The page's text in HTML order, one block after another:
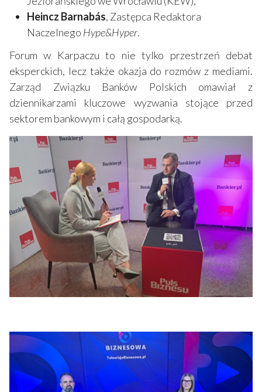
Heincz Barnabás, Zastępca Redaktora
Naczelnego Hype&Hyper.
Forum w Karpaczu to nie tylko przestrzeń debat
eksperckich, lecz także okazja do rozmów z mediami.
Zarząd Związku Banków Polskich omawiał z
dziennikarzami kluczowe wyzwania stojące przed
sektorem bankowym i całą gospodarką.